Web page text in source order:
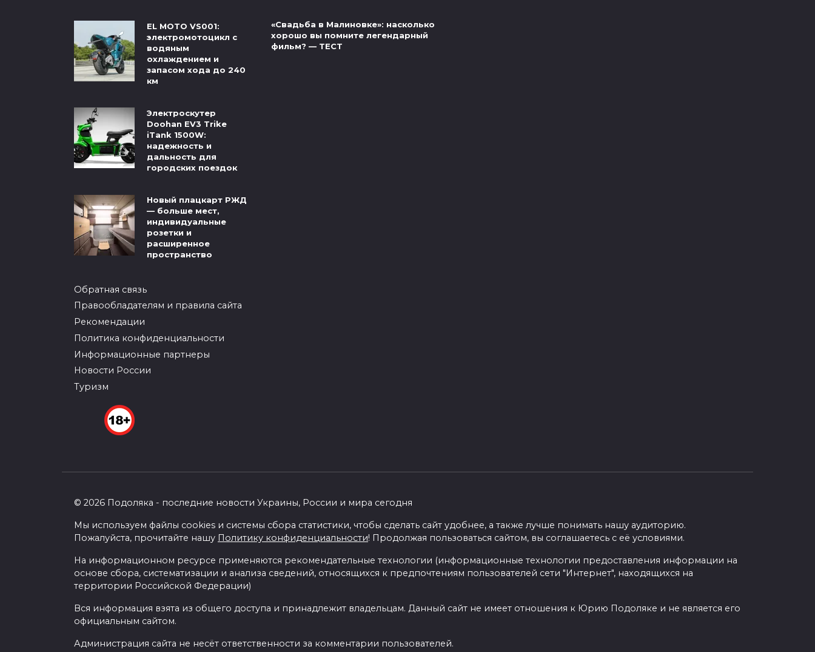
EL MOTO VS001:
электромотоцикл с
водяным
охлаждением и
запасом хода до 240
км
Электроскутер
Doohan EV3 Trike
iTank 1500W:
надежность и
дальность для
городских поездок
Новый плацкарт РЖД
— больше мест,
индивидуальные
розетки и
расширенное
пространство
Обратная связь
Правообладателям и правила сайта
Рекомендации
Политика конфиденциальности
Информационные партнеры
Новости России
Туризм
«Свадьба в Малиновке»: насколько
хорошо вы помните легендарный
фильм? — ТЕСТ
© 2026 Подоляка - последние новости Украины, России и мира сегодня
Мы используем файлы cookies и системы сбора статистики, чтобы сделать сайт удобнее, а также лучше понимать нашу аудиторию.
Пожалуйста, прочитайте нашу Политику конфиденциальности! Продолжая пользоваться сайтом, вы соглашаетесь с её условиями.
На информационном ресурсе применяются рекомендательные технологии (информационные технологии предоставления информации на
основе сбора, систематизации и анализа сведений, относящихся к предпочтениям пользователей сети "Интернет", находящихся на
территории Российской Федерации)
Вся информация взята из общего доступа и принадлежит владельцам. Данный сайт не имеет отношения к Юрию Подоляке и не является его
официальным сайтом.
Администрация сайта не несёт ответственности за комментарии пользователей.